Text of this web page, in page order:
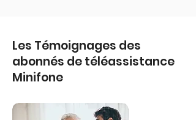
Les Témoignages des
abonnés de téléassistance
Minifone